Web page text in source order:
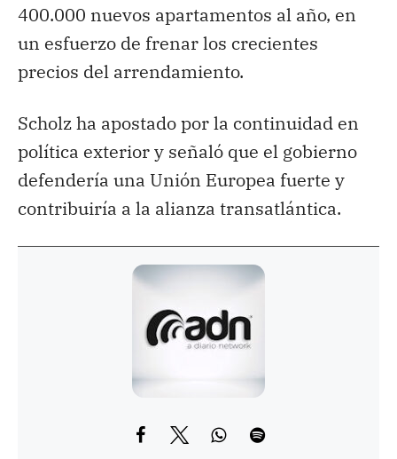
400.000 nuevos apartamentos al año, en
un esfuerzo de frenar los crecientes
precios del arrendamiento.
Scholz ha apostado por la continuidad en
política exterior y señaló que el gobierno
defendería una Unión Europea fuerte y
contribuiría a la alianza transatlántica.